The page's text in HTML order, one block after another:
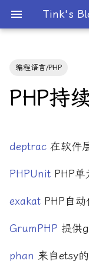
Tink's
开
搜
2025 年
2023 年
2022 年
2021 年
2020 年
工程实践与运维
并发与系统编程
数学
数据存储与中间件
数据科学
数据结构与算法
编程语言/PHP
PHP持
deptrac 在软件
PHPUnit PHP
exakat PHP自
GrumPHP 提供
phan 来自etsy